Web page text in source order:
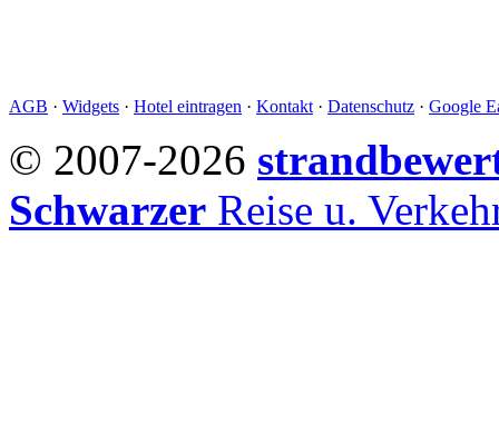
AGB · Widgets · Hotel eintragen · Kontakt · Datenschutz · Google
© 2007-2026
Schwarzer Reise u.